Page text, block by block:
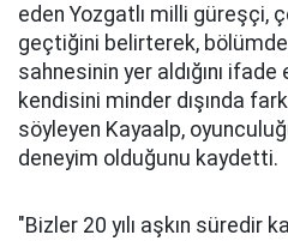
eden Yozgatlı milli güreşçi,
geçtiğini belirterek,
sahnesinin yer aldığını
kendisini minder dışında
söyleyen Kayaalp,
deneyim olduğunu kaydetti.
"Bizler 20 yılı aşkın süredir